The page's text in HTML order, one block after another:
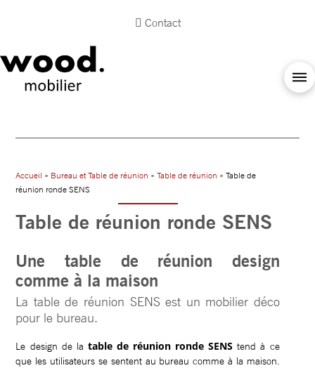
Contact
Accueil » Bureau et Table de réunion »Table de réunion » Table de
réunion ronde SENS
Table de réunion ronde SENS
Une table de réunion design
comme à la maison
La table de réunion SENS est un mobilier déco
pour le bureau.
Le design de la table de réunion ronde SENS tend à ce
que les utilisateurs se sentent au bureau comme à la maison.